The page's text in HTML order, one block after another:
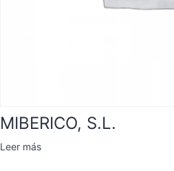
MIBERICO, S.L.
Leer más